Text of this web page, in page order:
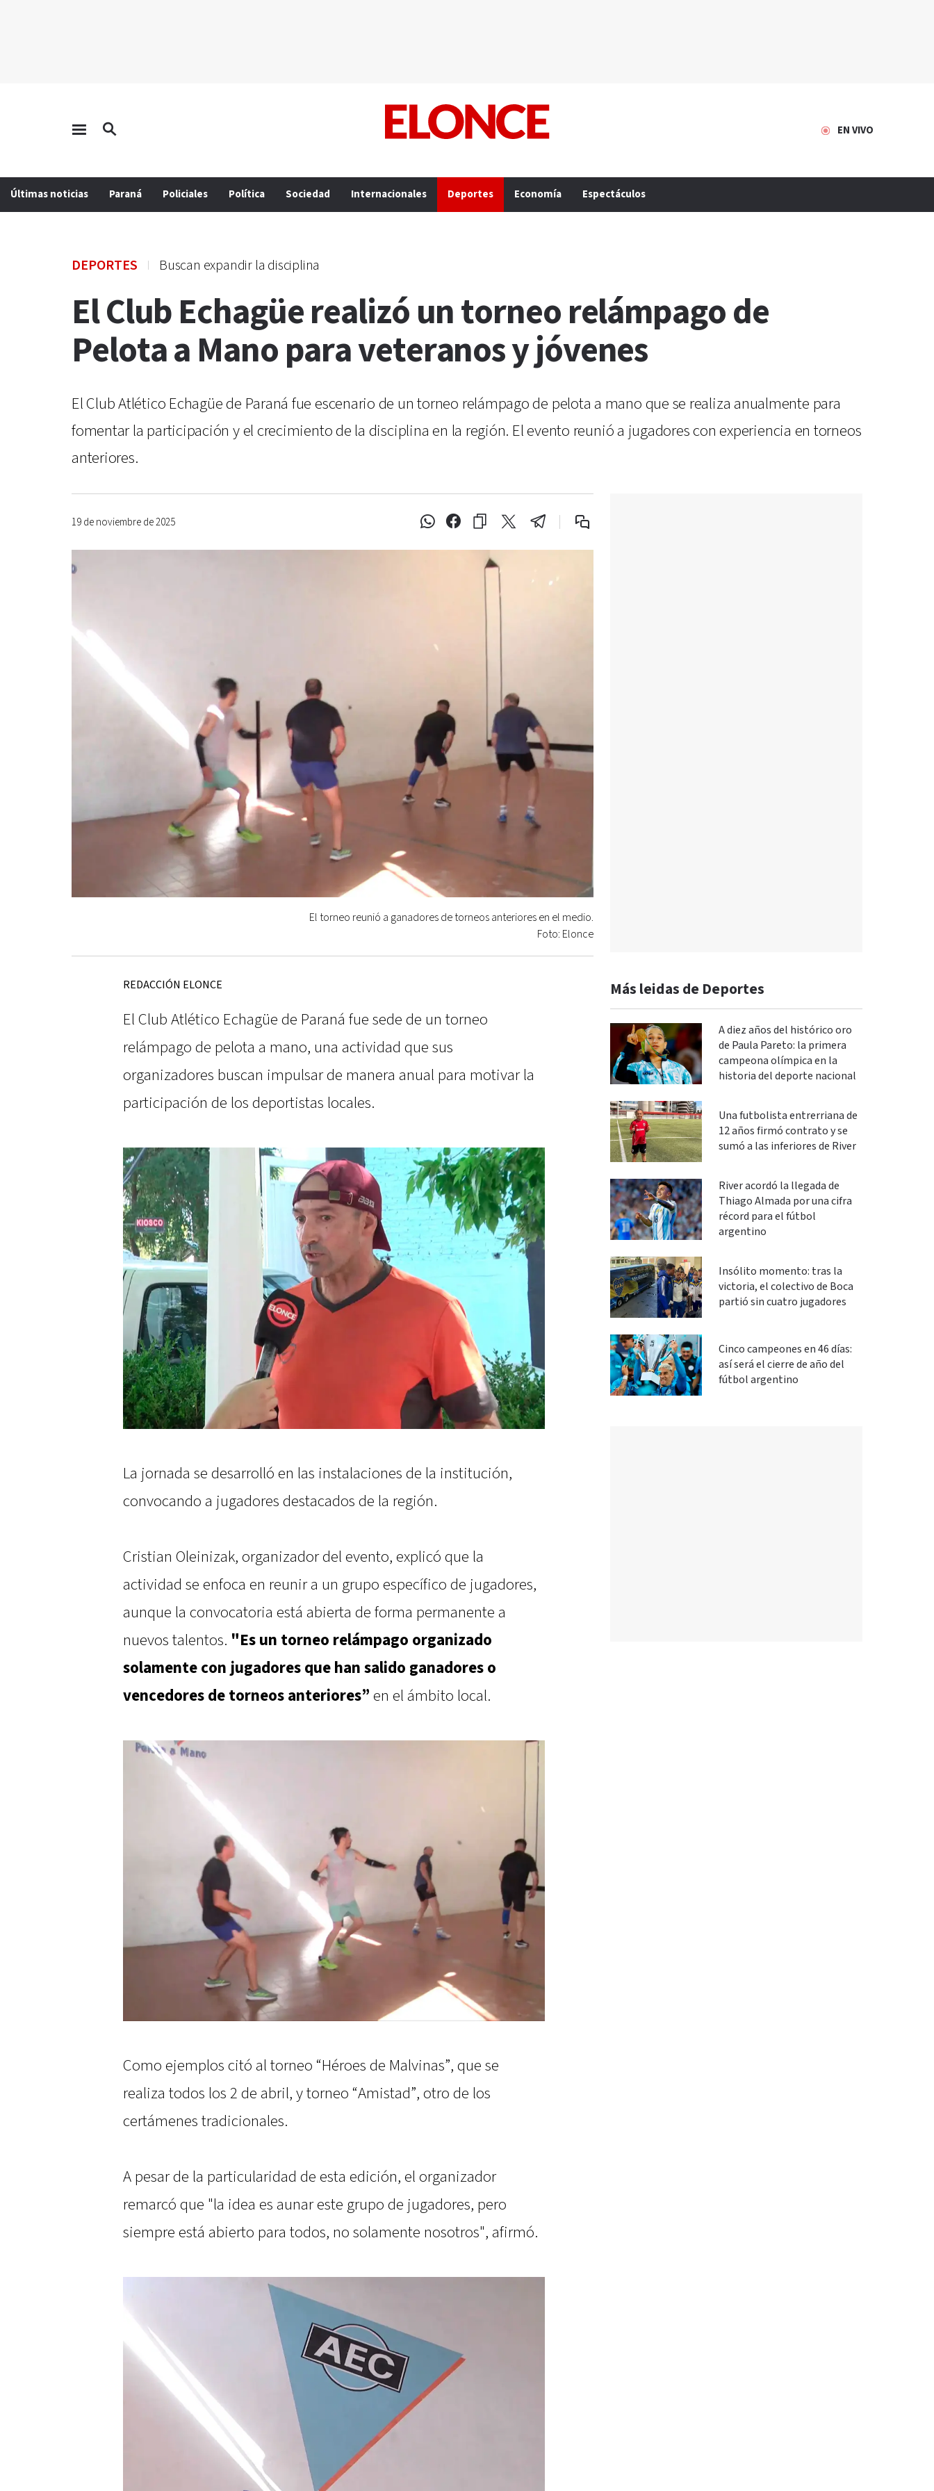
EN VIVO
Últimas noticias Paraná Policiales Política Sociedad Internacionales Deportes Economía Espectáculos
DEPORTES Buscan expandir la disciplina
El Club Echagüe realizó un torneo relámpago de
Pelota a Mano para veteranos y jóvenes
El Club Atlético Echagüe de Paraná fue escenario de un torneo relámpago de pelota a mano que se realiza anualmente para
fomentar la participación y el crecimiento de la disciplina en la región. El evento reunió a jugadores con experiencia en torneos
anteriores.
19 de noviembre de 2025
El torneo reunió a ganadores de torneos anteriores en el medio.
Foto: Elonce
REDACCIÓN ELONCE
El Club Atlético Echagüe de Paraná fue sede de un torneo
relámpago de pelota a mano, una actividad que sus
organizadores buscan impulsar de manera anual para motivar la
participación de los deportistas locales.
La jornada se desarrolló en las instalaciones de la institución,
convocando a jugadores destacados de la región.
Cristian Oleinizak, organizador del evento, explicó que la
actividad se enfoca en reunir a un grupo específico de jugadores,
aunque la convocatoria está abierta de forma permanente a
nuevos talentos. "Es un torneo relámpago organizado
solamente con jugadores que han salido ganadores o
vencedores de torneos anteriores” en el ámbito local.
Como ejemplos citó al torneo “Héroes de Malvinas”, que se
realiza todos los 2 de abril, y torneo “Amistad”, otro de los
certámenes tradicionales.
A pesar de la particularidad de esta edición, el organizador
remarcó que "la idea es aunar este grupo de jugadores, pero
siempre está abierto para todos, no solamente nosotros", afirmó.
Más leidas de Deportes
A diez años del histórico oro
de Paula Pareto: la primera
campeona olímpica en la
historia del deporte nacional
Una futbolista entrerriana de
12 años firmó contrato y se
sumó a las inferiores de River
River acordó la llegada de
Thiago Almada por una cifra
récord para el fútbol
argentino
Insólito momento: tras la
victoria, el colectivo de Boca
partió sin cuatro jugadores
Cinco campeones en 46 días:
así será el cierre de año del
fútbol argentino